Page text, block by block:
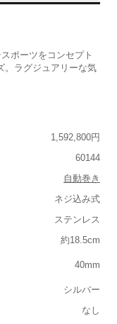
ポーツをコンセプト
。ラグジュアリーな気
1,592,800円
60144
自動巻き
ネジ込み式
ステンレス
約18.5cm
40mm
シルバー
なし